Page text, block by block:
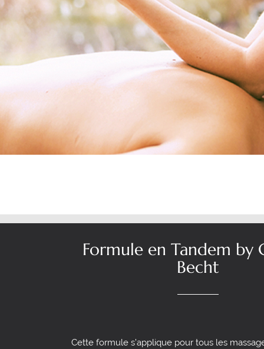
Formule en Tandem by
Becht
Cette formule s’applique pour tous les